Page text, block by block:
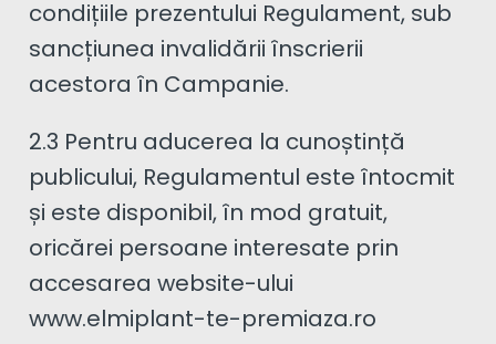
condițiile prezentului Regulament, sub
sancțiunea invalidării înscrierii
acestora în Campanie.
2.3 Pentru aducerea la cunoștință
publicului, Regulamentul este întocmit
și este disponibil, în mod gratuit,
oricărei persoane interesate prin
accesarea website-ului
www.elmiplant-te-premiaza.ro